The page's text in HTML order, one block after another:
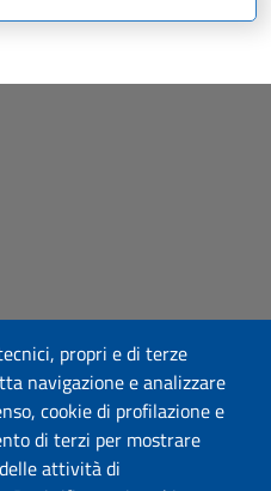
propri e di terze
navigazione e analizzare
cookie di profilazione e
di terzi per mostrare
attività di